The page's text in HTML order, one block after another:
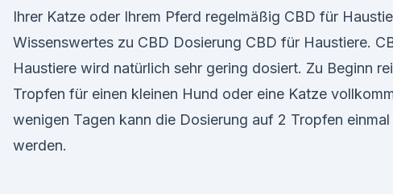
Ihrer Katze oder Ihrem Pferd regelmäßig CBD für
Wissenswertes zu CBD Dosierung CBD für Haustiere.
Haustiere wird natürlich sehr gering dosiert. Zu Beginn
Tropfen für einen kleinen Hund oder eine Katze
wenigen Tagen kann die Dosierung auf 2 Tropfen
werden.